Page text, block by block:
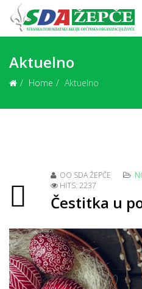
Aktuelno
Home Aktuelno
OO SDA ŽEPČE
HITS: 2237
Čestitka u